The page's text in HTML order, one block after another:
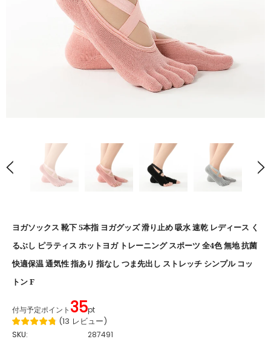
ヨガソックス 靴下 5本指 ヨガグッズ 滑り止め 吸水 速乾 レディース く
るぶし ピラティス ホットヨガ トレーニング スポーツ 全4色 無地 抗菌
快適保温 通気性 指あり 指なし つま先出し ストレッチ シンプル コッ
トン F
付与予定ポイント 35pt
(13 レビュー)
SKU:
287491